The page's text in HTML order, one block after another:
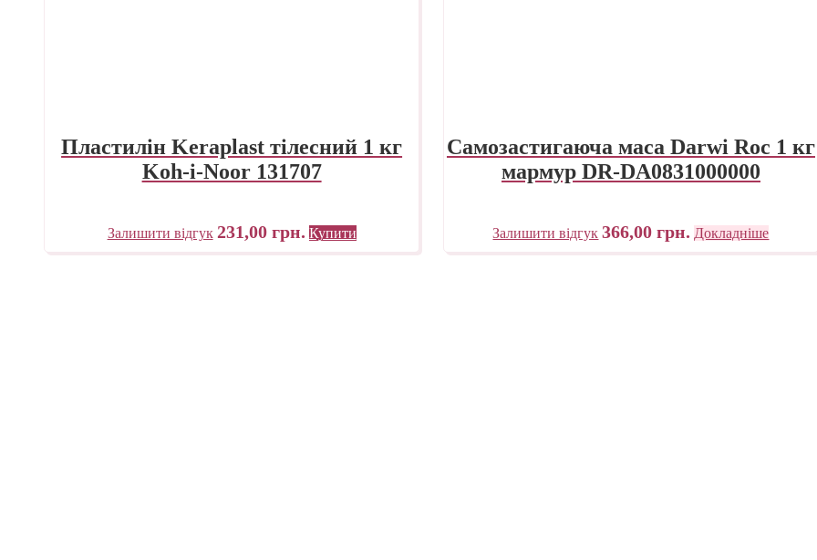
Пластилін Keraplast тілесний 1 кг
Koh-i-Noor 131707
Залишити відгук 231,00 грн. Купити
Самозастигаюча маса Darwi Roc 1 кг
мармур DR-DA0831000000
Залишити відгук 366,00грн. Докладніше